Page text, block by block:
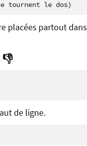
placées partout
de ligne.